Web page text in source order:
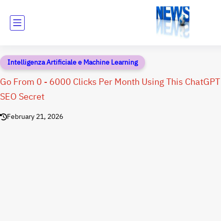
Intelligenza Artificiale e Machine Learning
Go From 0 - 6000 Clicks Per Month Using This ChatGPT
SEO Secret
February 21, 2026